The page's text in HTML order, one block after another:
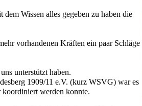
Wissen alles gegeben zu haben die
vorhandenen Kräften ein paar Schläge
unterstützt haben.
1909/11 e.V. (kurz WSVG) war es
koordiniert werden konnte.